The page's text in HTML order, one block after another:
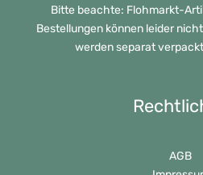
Bitte beachte: Flohmarkt-
Bestellungen können leider
werden separat
AGB